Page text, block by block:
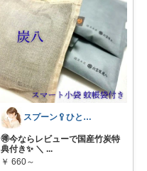
スプーン🥄ひとさじの暮らし
🉐今ならレビューで国産竹炭特
典付き✨ ＼ ...
￥ 660～